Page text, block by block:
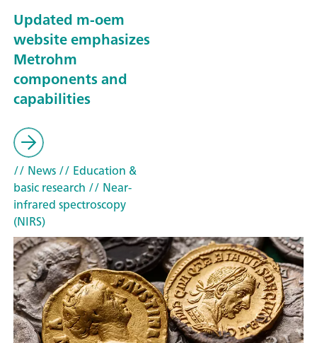
Updated m-oem
website emphasizes
Metrohm
components and
capabilities
// News// Education &
basic research // Near-
infrared spectroscopy
(NIRS)